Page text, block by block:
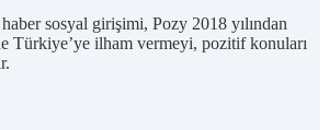
sosyal girişimi, Pozy 2018 yılından
Türkiye’ye ilham vermeyi, pozitif konuları